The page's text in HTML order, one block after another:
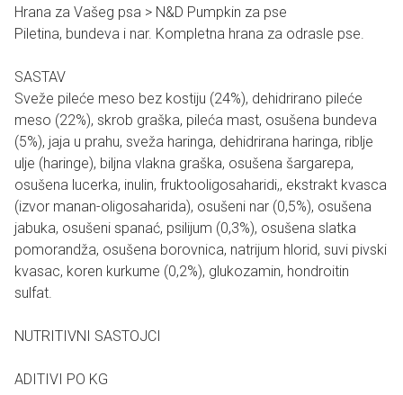
Hrana za Vašeg psa > N&D Pumpkin za pse
Piletina, bundeva i nar. Kompletna hrana za odrasle pse.
SASTAV
Sveže pileće meso bez kostiju (24%), dehidrirano pileće
meso (22%), skrob graška, pileća mast, osušena bundeva
(5%), jaja u prahu, sveža haringa, dehidrirana haringa, riblje
ulje (haringe), biljna vlakna graška, osušena šargarepa,
osušena lucerka, inulin, fruktooligosaharidi,, ekstrakt kvasca
(izvor manan-oligosaharida), osušeni nar (0,5%), osušena
jabuka, osušeni spanać, psilijum (0,3%), osušena slatka
pomorandža, osušena borovnica, natrijum hlorid, suvi pivski
kvasac, koren kurkume (0,2%), glukozamin, hondroitin
sulfat.
NUTRITIVNI SASTOJCI
ADITIVI PO KG